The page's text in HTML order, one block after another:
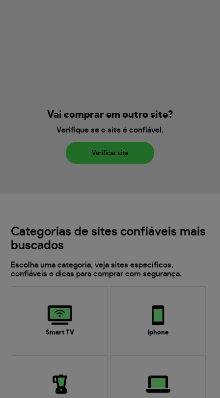
Vai comprar em outro site?
Verifique se o site é confiável.
Verificar site
Categorias de sites confiáveis mais
buscados
Escolha uma categoria, veja sites específicos,
confiáveis e dicas para comprar com segurança.
Smart TV Iphone